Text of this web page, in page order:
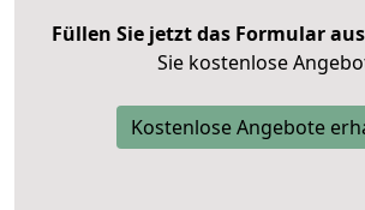
Füllen Sie jetzt das Formular aus
Sie kostenlose
Kostenlose Angebote